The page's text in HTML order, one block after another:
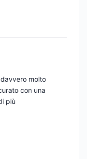
molto
con una
più